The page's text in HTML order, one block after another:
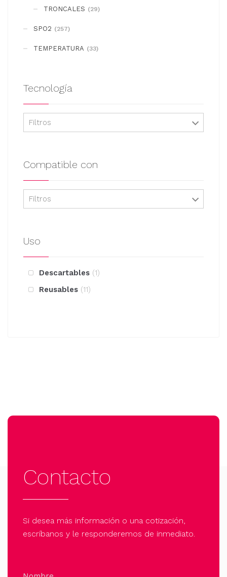
página
de
TRONCALES (29)
SPO2 (257)
TEMPERATURA (33)
Tecnología
Filtros
Compatible con
Filtros
Uso
Descartables 1
Reusables 11
Contacto
Si desea más información o una cotización,
escríbanos y le responderemos de inmediato.